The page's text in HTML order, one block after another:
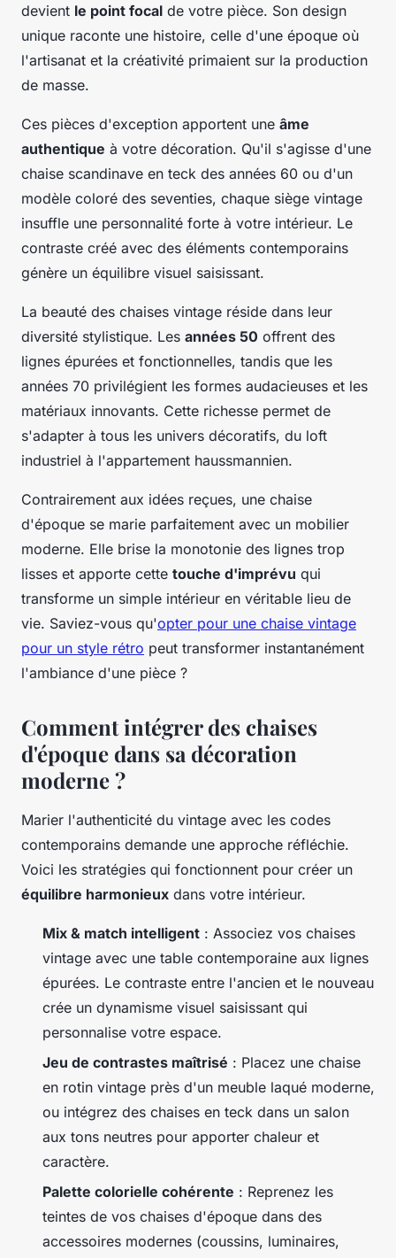
devient le point focal de votre pièce. Son design
unique raconte une histoire, celle d'une époque où
l'artisanat et la créativité primaient sur la production
de masse.
Ces pièces d'exception apportent une âme
authentique à votre décoration. Qu'il s'agisse d'une
chaise scandinave en teck des années 60 ou d'un
modèle coloré des seventies, chaque siège vintage
insuffle une personnalité forte à votre intérieur. Le
contraste créé avec des éléments contemporains
génère un équilibre visuel saisissant.
La beauté des chaises vintage réside dans leur
diversité stylistique. Les années 50 offrent des
lignes épurées et fonctionnelles, tandis que les
années 70 privilégient les formes audacieuses et les
matériaux innovants. Cette richesse permet de
s'adapter à tous les univers décoratifs, du loft
industriel à l'appartement haussmannien.
Contrairement aux idées reçues, une chaise
d'époque se marie parfaitement avec un mobilier
moderne. Elle brise la monotonie des lignes trop
lisses et apporte cette touche d'imprévu qui
transforme un simple intérieur en véritable lieu de
vie. Saviez-vous qu'opter pour une chaise vintage
pour un style rétro peut transformer instantanément
l'ambiance d'une pièce ?
Comment intégrer des chaises
d'époque dans sa décoration
moderne ?
Marier l'authenticité du vintage avec les codes
contemporains demande une approche réfléchie.
Voici les stratégies qui fonctionnent pour créer un
équilibre harmonieux dans votre intérieur.
Mix & match intelligent : Associez vos chaises
vintage avec une table contemporaine aux lignes
épurées. Le contraste entre l'ancien et le nouveau
crée un dynamisme visuel saisissant qui
personnalise votre espace.
Jeu de contrastes maîtrisé : Placez une chaise
en rotin vintage près d'un meuble laqué moderne,
ou intégrez des chaises en teck dans un salon
aux tons neutres pour apporter chaleur et
caractère.
Palette colorielle cohérente : Reprenez les
teintes de vos chaises d'époque dans des
accessoires modernes (coussins, luminaires,